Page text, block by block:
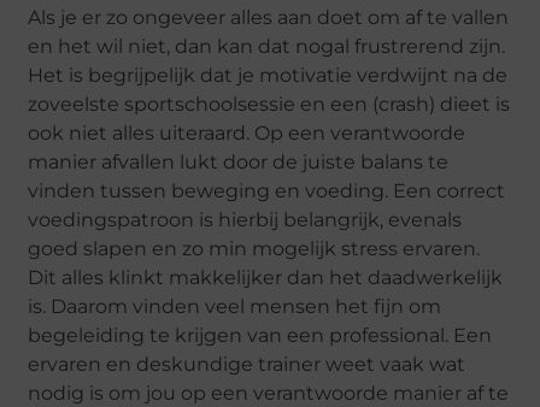
Als je er zo ongeveer alles aan doet om af te vallen
en het wil niet, dan kan dat nogal frustrerend zijn.
Het is begrijpelijk dat je motivatie verdwijnt na de
zoveelste sportschoolsessie en een (crash) dieet is
ook niet alles uiteraard. Op een verantwoorde
manier afvallen lukt door de juiste balans te
vinden tussen beweging en voeding. Een correct
voedingspatroon is hierbij belangrijk, evenals
goed slapen en zo min mogelijk stress ervaren.
Dit alles klinkt makkelijker dan het daadwerkelijk
is. Daarom vinden veel mensen het fijn om
begeleiding te krijgen van een professional. Een
ervaren en deskundige trainer weet vaak wat
nodig is om jou op een verantwoorde manier af te